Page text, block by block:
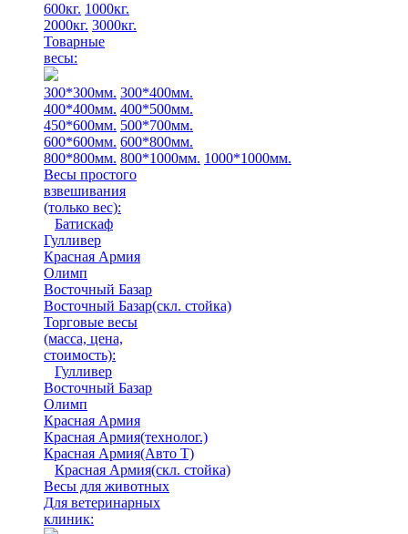
600кг. 1000кг.
2000кг. 3000кг.
Товарные
весы:
300*300мм. 300*400мм.
400*400мм. 400*500мм.
450*600мм. 500*700мм.
600*600мм. 600*800мм.
800*800мм. 800*1000мм. 1000*1000мм.
Весы простого
взвешивания
(только вес):
Батискаф
Гулливер
Красная Армия
Олимп
Восточный Базар
Восточный Базар(скл. стойка)
Торговые весы
(масса, цена,
стоимость):
Гулливер
Восточный Базар
Олимп
Красная Армия
Красная Армия(технолог.)
Красная Армия(Авто Т)
Красная Армия(скл. стойка)
Весы для животных
Для ветеринарных
клиник: